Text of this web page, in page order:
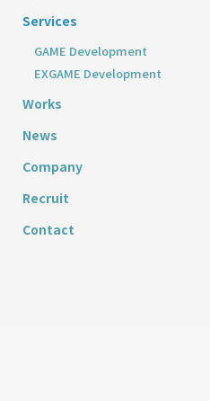
Services
GAME Development
EXGAME Development
Works
News
Company
Recruit
Contact